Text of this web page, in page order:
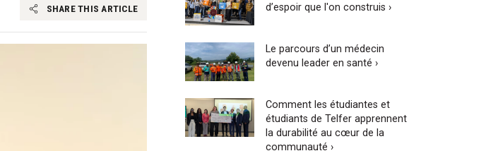
SHARE THIS ARTICLE
d’espoir que l'on construis ›
Le parcours d’un médecin
devenu leader en santé ›
Comment les étudiantes et
étudiants de Telfer apprennent
la durabilité au cœur de la
communauté ›